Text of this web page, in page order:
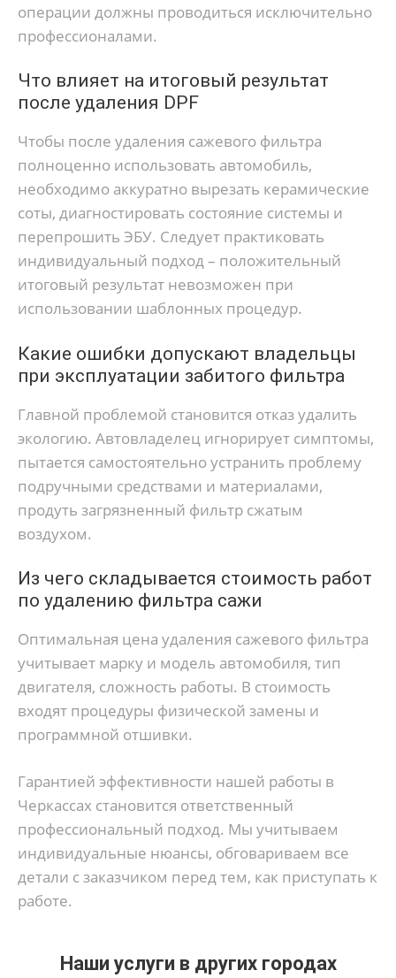
операции должны проводиться исключительно
профессионалами.
Что влияет на итоговый результат
после удаления DPF
Чтобы после удаления сажевого фильтра
полноценно использовать автомобиль,
необходимо аккуратно вырезать керамические
соты, диагностировать состояние системы и
перепрошить ЭБУ. Следует практиковать
индивидуальный подход – положительный
итоговый результат невозможен при
использовании шаблонных процедур.
Какие ошибки допускают владельцы
при эксплуатации забитого фильтра
Главной проблемой становится отказ удалить
экологию. Автовладелец игнорирует симптомы,
пытается самостоятельно устранить проблему
подручными средствами и материалами,
продуть загрязненный фильтр сжатым
воздухом.
Из чего складывается стоимость работ
по удалению фильтра сажи
Оптимальная цена удаления сажевого фильтра
учитывает марку и модель автомобиля, тип
двигателя, сложность работы. В стоимость
входят процедуры физической замены и
программной отшивки.
Гарантией эффективности нашей работы в
Черкассах становится ответственный
профессиональный подход. Мы учитываем
индивидуальные нюансы, обговариваем все
детали с заказчиком перед тем, как приступать к
работе.
Наши услуги в других городах